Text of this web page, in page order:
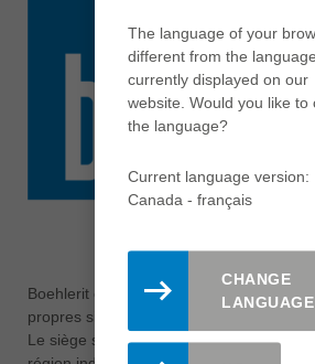
Boehlerit est présent dans le monde
propres sites de production et de
Le siège social est Boehlerit GmbH &
The language of your
different from the language
currently displayed on our
website. Would you like to
the language?
Current language version:
Canada - français
CHANGE
LANGUAGE